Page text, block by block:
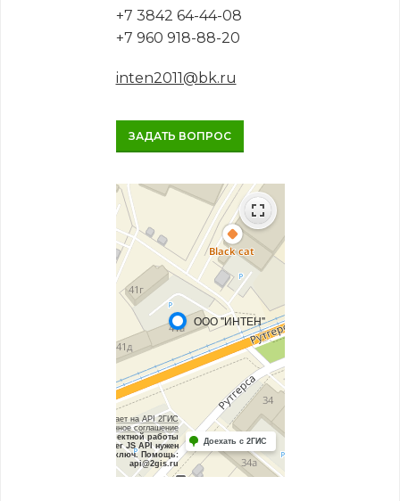
+7 3842 64-44-08
+7 960 918-88-20
inten2011@bk.ru
ЗАДАТЬ ВОПРОС